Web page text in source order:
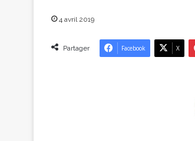
4 avril 2019
Partager Facebook X